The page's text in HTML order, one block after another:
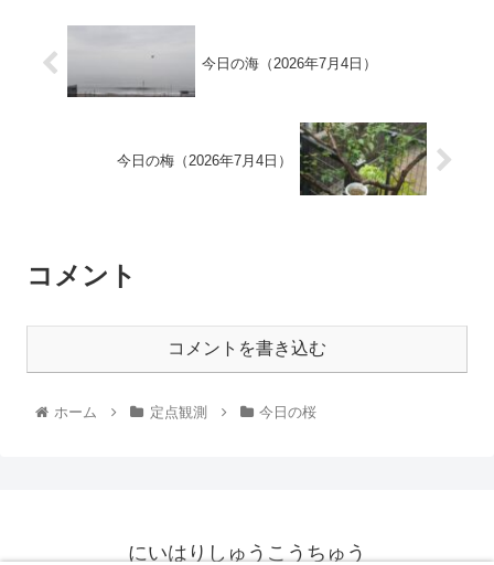
今日の海（2026年7月4日）
今日の梅（2026年7月4日）
コメント
コメントを書き込む
ホーム 定点観測 今日の桜
にいはりしゅうこうちゅう